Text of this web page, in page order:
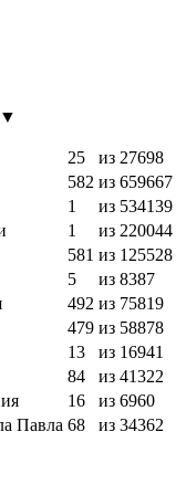
▼
25 из 27698
582 из 659667
1 из 534139
1 из 220044
581 из 125528
5 из 8387
492 из 75819
479 из 58878
13 из 16941
84 из 41322
16 из 6960
Павла 68 из 34362